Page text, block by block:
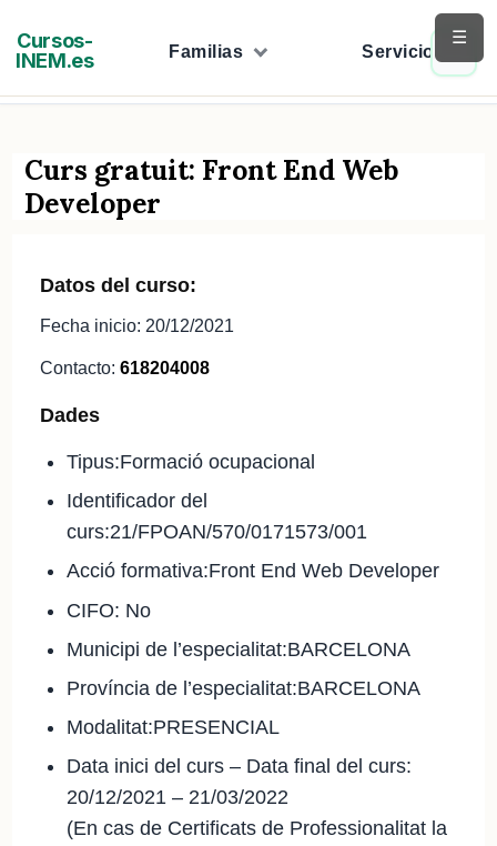
contenido
Cursos-
INEM.es
Familias Servicios
Curs gratuit: Front End Web
Developer
Datos del curso:
Fecha inicio: 20/12/2021
Contacto: 618204008
Dades
Tipus:Formació ocupacional
Identificador del
curs:21/FPOAN/570/0171573/001
Acció formativa:Front End Web Developer
CIFO: No
Municipi de l’especialitat:BARCELONA
Província de l’especialitat:BARCELONA
Modalitat:PRESENCIAL
Data inici del curs – Data final del curs:
20/12/2021 – 21/03/2022
(En cas de Certificats de Professionalitat la
☰